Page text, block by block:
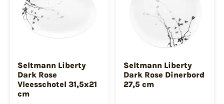
Seltmann Liberty
Dark Rose
Vleesschotel 31,5x21
cm
Seltmann Liberty
Dark Rose Dinerbord
27,5 cm